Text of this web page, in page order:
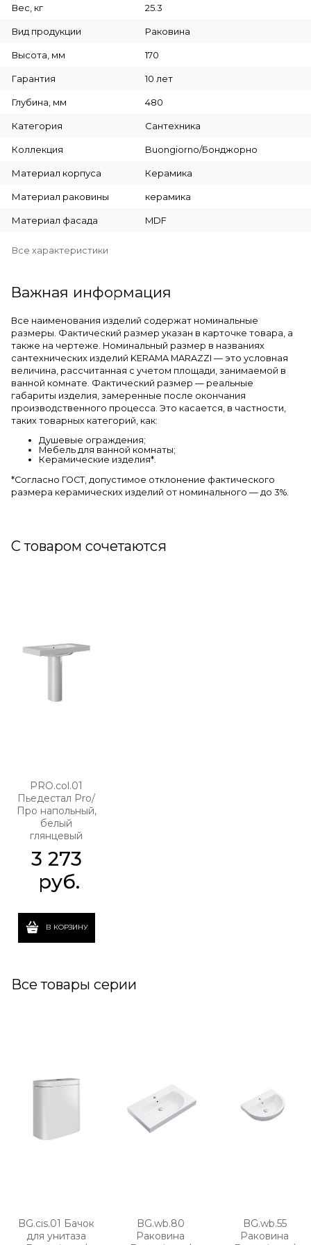
Вес, кг 25.3
Вид продукции Раковина
Высота, мм 170
Гарантия 10 лет
Глубина, мм 480
Категория Сантехника
Коллекция Buongiorno/Бонджорно
Материал корпуса Керамика
Материал раковины керамика
Материал фасада MDF
Все характеристики
Важная информация
Все наименования изделий содержат номинальные
размеры. Фактический размер указан в карточке товара, а
также на чертеже. Номинальный размер в названиях
сантехнических изделий KERAMA MARAZZI — это условная
величина, рассчитанная с учетом площади, занимаемой в
ванной комнате. Фактический размер — реальные
габариты изделия, замеренные после окончания
производственного процесса. Это касается, в частности,
таких товарных категорий, как:
Душевые ограждения;
Мебель для ванной комнаты;
Керамические изделия*.
*Cогласно ГОСТ, допустимое отклонение фактического
размера керамических изделий от номинального — до 3%.
С товаром сочетаются
PRO.col.01
Пьедестал Pro/
Про напольный,
белый
глянцевый
3 273
руб.
В КОРЗИНУ
Все товары серии
BG.cis.01 Бачок
для унитаза
BG.wb.80
Раковина
BG.wb.55
Раковина